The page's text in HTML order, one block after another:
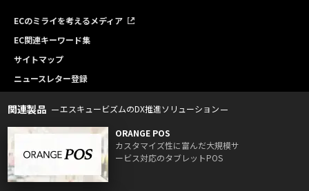
ECのミライを考えるメディア
EC関連キーワード集
サイトマップ
ニュースレター登録
関連製品 エスキュービズムのDX推進ソリューション
ORANGE POS
カスタマイズ性に富んだ大規模サ
ービス対応のタブレットPOS